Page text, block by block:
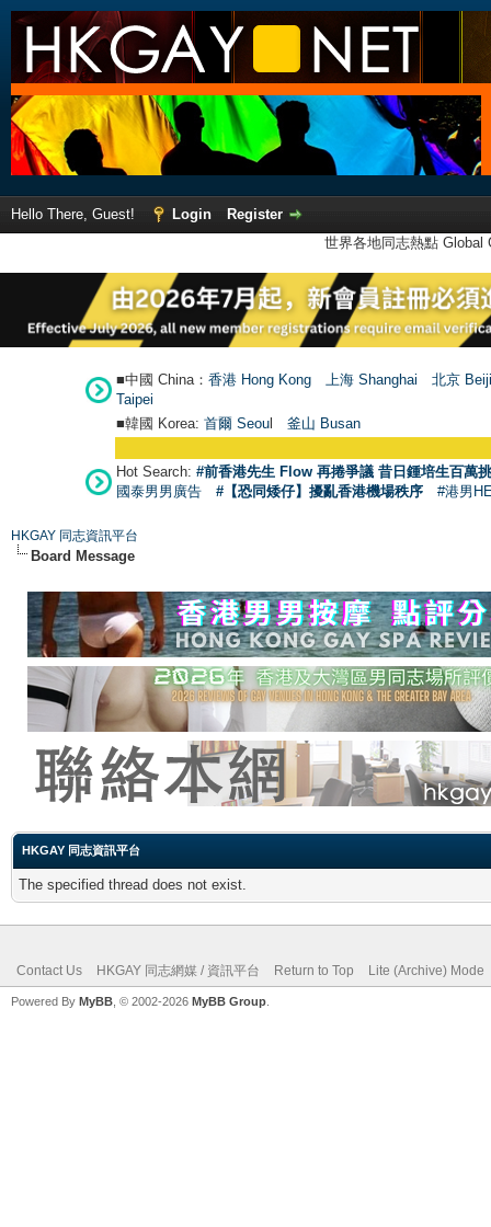
Hello There, Guest! Login
Register
世界各地同志熱點
■中國 China： 香港 Hong Kong 上海 Shanghai
北京
Taipei
■韓國 Korea: 首爾 Seoul 釜山 Busan
Hot Search: #前香港先生 Flow 再捲爭議 昔日鍾培生百萬
國泰男男廣告
#【恐同矮仔】擾亂香港機場秩序 #港男
HKGAY 同志資訊平台
Board Message
HKGAY 同志資訊平台
The specified thread does not exist.
Contact Us HKGAY 同志網媒 / 資訊平台 Return to Top Lite (Archive) Mode
Powered By MyBB , © 2002-2026 MyBB Group